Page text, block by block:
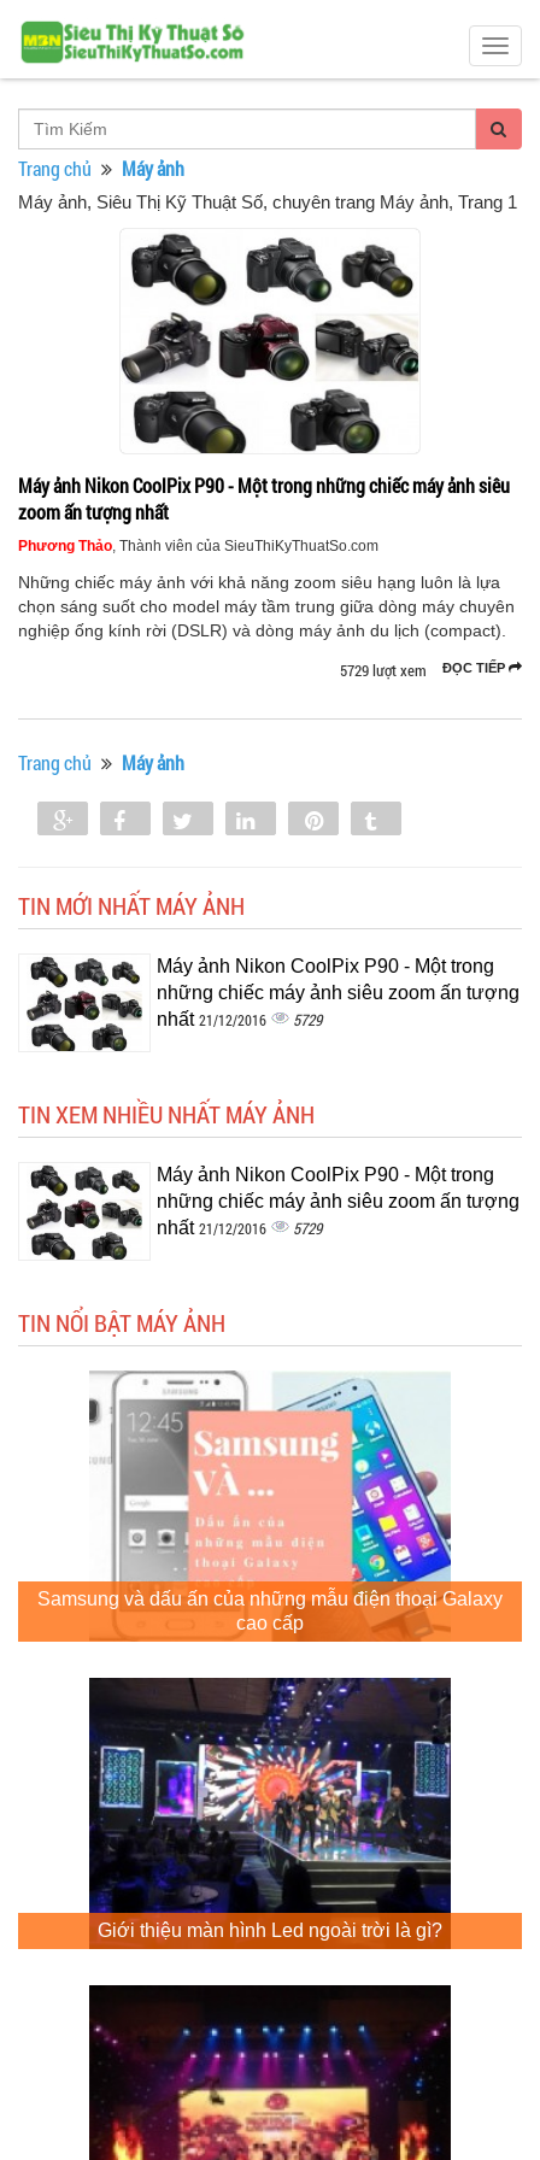
Trang chủ Máy ảnh
Máy ảnh, Siêu Thị Kỹ Thuật Số, chuyên trang Máy ảnh, Trang 1
Máy ảnh Nikon CoolPix P90 - Một trong những chiếc máy ảnh siêu
zoom ấn tượng nhất
Phương Thảo, Thành viên của SieuThiKyThuatSo.com
Những chiếc máy ảnh với khả năng zoom siêu hạng luôn là lựa
chọn sáng suốt cho model máy tầm trung giữa dòng máy chuyên
nghiệp ống kính rời (DSLR) và dòng máy ảnh du lịch (compact).
ĐỌC TIẾP
5729 lượt xem
Trang chủ Máy ảnh
Share Share Tweet Share
TIN MỚI NHẤT MÁY ẢNH
Máy ảnh Nikon CoolPix P90 - Một trong
những chiếc máy ảnh siêu zoom ấn tượng
nhất21/12/2016 5729
TIN XEM NHIỀU NHẤT MÁY ẢNH
Máy ảnh Nikon CoolPix P90 - Một trong
những chiếc máy ảnh siêu zoom ấn tượng
nhất21/12/2016 5729
TIN NỔI BẬT MÁY ẢNH
Samsung và dấu ấn của những mẫu điện thoại Galaxy
cao cấp
Giới thiệu màn hình Led ngoài trời là gì?